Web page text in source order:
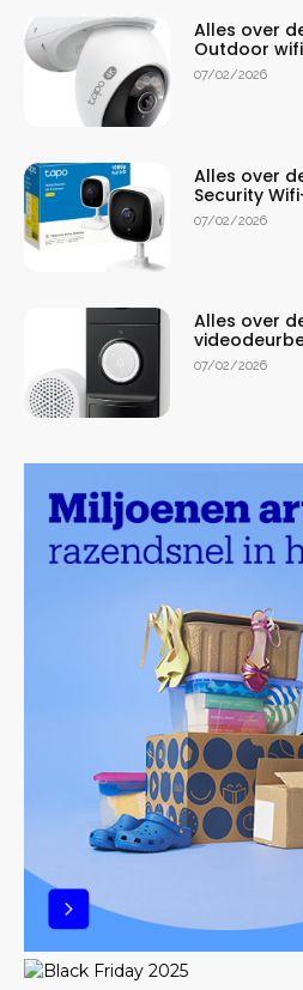
Alles over
Outdoor
07/02/2026
Alles over
Security
07/02/2026
Alles over
07/02/2026